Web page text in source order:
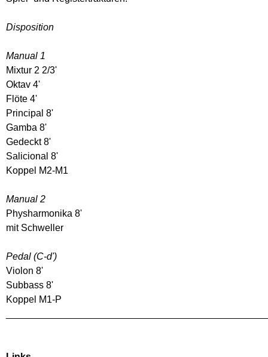
Disposition
Manual 1
Mixtur 2 2/3'
Oktav 4'
Flöte 4'
Principal 8'
Gamba 8'
Gedeckt 8'
Salicional 8'
Koppel M2-M1
Manual 2
Physharmonika 8'
mit Schweller
Pedal (C-d')
Violon 8'
Subbass 8'
Koppel M1-P